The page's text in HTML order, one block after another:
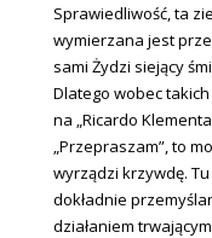
Sprawiedliwość, ta
wymierzana jest
sami Żydzi siejący
Dlatego wobec
na „Ricardo
„Przepraszam”, to
wyrządzi krzywdę.
dokładnie
działaniem